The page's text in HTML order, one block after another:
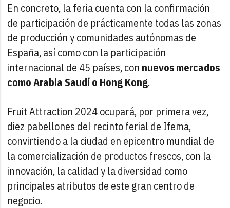
En concreto, la feria cuenta con la confirmación
de participación de prácticamente todas las zonas
de producción y comunidades autónomas de
España, así como con la participación
internacional de 45 países, con nuevos mercados
como Arabia Saudí o Hong Kong.
Fruit Attraction 2024 ocupará, por primera vez,
diez pabellones del recinto ferial de Ifema,
convirtiendo a la ciudad en epicentro mundial de
la comercialización de productos frescos, con la
innovación, la calidad y la diversidad como
principales atributos de este gran centro de
negocio.